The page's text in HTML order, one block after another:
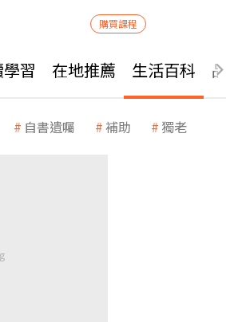
購買課程
習 在地推薦 生活百科
自書遺囑 補助 獨老